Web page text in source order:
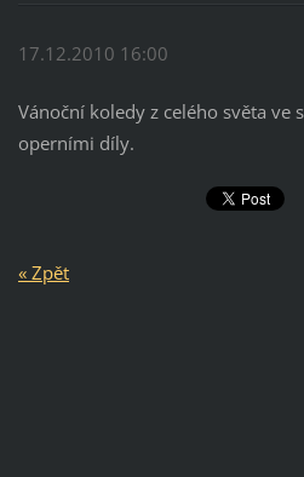
17.12.2010 16:00
Vánoční koledy z celého světa ve
operními díly.
« Zpět